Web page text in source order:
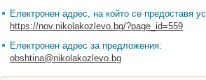
Електронен адрес, на който се предоставя
https://nov.nikolakozlevo.bg/?page_id=559
Електронен адрес за предложения:
obshtina@nikolakozlevo.bg